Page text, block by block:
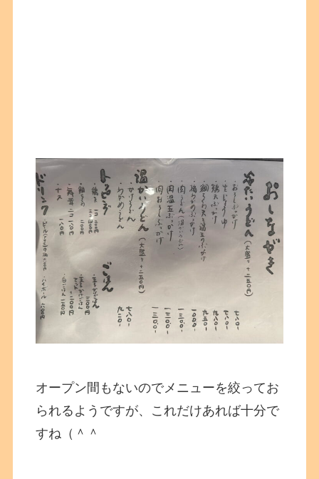
オープン間もないのでメニューを絞ってお
られるようですが、これだけあれば十分で
すね（＾＾